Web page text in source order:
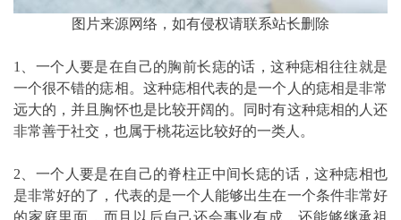
图片来源网络，如有侵权请联系站长删除
1、一个人要是在自己的胸前长痣的话，这种痣相往往就是
一个很不错的痣相。这种痣相代表的是一个人的痣相是非常
远大的，并且胸怀也是比较开阔的。同时有这种痣相的人还
非常善于社交，也属于桃花运比较好的一类人。
2、一个人要是在自己的脊柱正中间长痣的话，这种痣相也
是非常好的了，代表的是一个人能够出生在一个条件非常好